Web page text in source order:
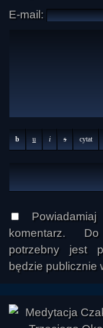
E-mail:
b u i s cytat
komentarz.
potrzebny jest
będzie publicznie